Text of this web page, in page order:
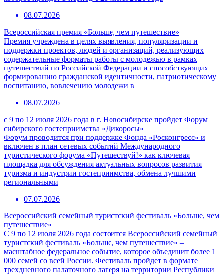
08.07.2026
Всероссийская премия «Больше, чем путешествие»
Премия учреждена в целях выявления, популяризации и
поддержки проектов, людей и организаций, реализующих
содержательные форматы работы с молодежью в рамках
путешествий по Российской Федерации и способствующих
формированию гражданской идентичности, патриотическому
воспитанию, вовлечению молодежи в
08.07.2026
с 9 по 12 июля 2026 года в г. Новосибирске пройдет Форум
сибирского гостеприимства «Дикоросы»
Форум проводится при поддержке Фонда «Росконгресс» и
включен в план сетевых событий Международного
туристического форума «Путешествуй!» как ключевая
площадка для обсуждения актуальных вопросов развития
туризма и индустрии гостеприимства, обмена лучшими
региональными
07.07.2026
Всероссийский семейный туристский фестиваль «Больше, чем
путешествие»
С 9 по 12 июля 2026 года состоится Всероссийский семейный
туристский фестиваль «Больше, чем путешествие» –
масштабное федеральное событие, которое объединит более 1
000 семей со всей России. Фестиваль пройдет в формате
трехдневного палаточного лагеря на территории Республики